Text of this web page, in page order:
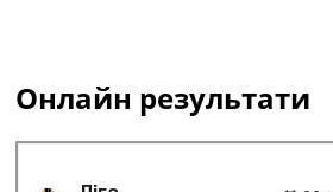
Онлайн результати